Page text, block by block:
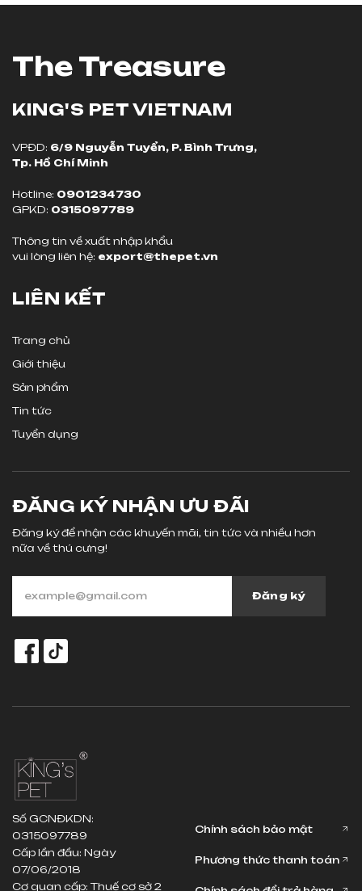
The Treasure
KING'S PET VIETNAM
VPĐD: 6/9 Nguyễn Tuyển, P. Bình Trưng,
Tp. Hồ Chí Minh
Hotline: 0901234730
GPKD: 0315097789
Thông tin về xuất nhập khẩu
vui lòng liên hệ: export@thepet.vn
LIÊN KẾT
Trang chủ
Giới thiệu
Sản phẩm
Tin tức
Tuyển dụng
ĐĂNG KÝ NHẬN ƯU ĐÃI
Đăng ký để nhận các khuyến mãi, tin tức và nhiều hơn
nữa về thú cưng!
Đăng ký
Số GCNĐKDN:
0315097789
Cấp lần đầu: Ngày
07/06/2018
Cơ quan cấp: Thuế cơ sở 2
Chính sách bảo mật
Phương thức thanh toán